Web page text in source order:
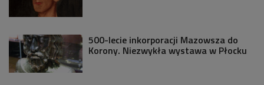
500-lecie inkorporacji Mazowsza do
Korony. Niezwykła wystawa w Płocku